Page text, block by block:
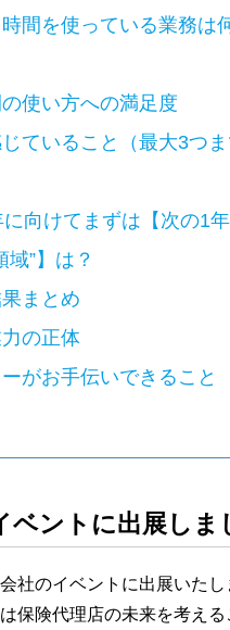
間を使っている業務は
使い方への満足度
ていること（最大3つ
向けてまずは【次の1
”】は？
まとめ
の正体
がお手伝いできること
ベントに出展しま
社のイベントに出展いたし
保険代理店の未来を考える